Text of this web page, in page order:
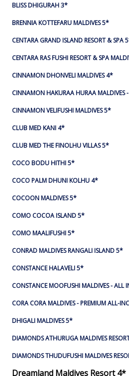
BLISS DHIGURAH 3*
BRENNIA KOTTEFARU MALDIVES 5*
CENTARA GRAND ISLAND RESORT & SPA
CENTARA RAS FUSHI RESORT & SPA
CINNAMON DHONVELI MALDIVES 4*
CINNAMON HAKURAA HURAA MALDIVES
CINNAMON VELIFUSHI MALDIVES 5*
CLUB MED KANI 4*
CLUB MED THE FINOLHU VILLAS 5*
COCO BODU HITHI 5*
COCO PALM DHUNI KOLHU 4*
COCOON MALDIVES 5*
COMO COCOA ISLAND 5*
COMO MAALIFUSHI 5*
CONRAD MALDIVES RANGALI ISLAND 5*
CONSTANCE HALAVELI 5*
CONSTANCE MOOFUSHI MALDIVES - ALL
CORA CORA MALDIVES - PREMIUM ALL-
DHIGALI MALDIVES 5*
DIAMONDS ATHURUGA MALDIVES
DIAMONDS THUDUFUSHI MALDIVES
Dreamland Maldives Resort 4*